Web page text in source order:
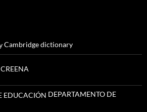
Cambridge dictionary
CREENA
DEPARTAMENTO DE